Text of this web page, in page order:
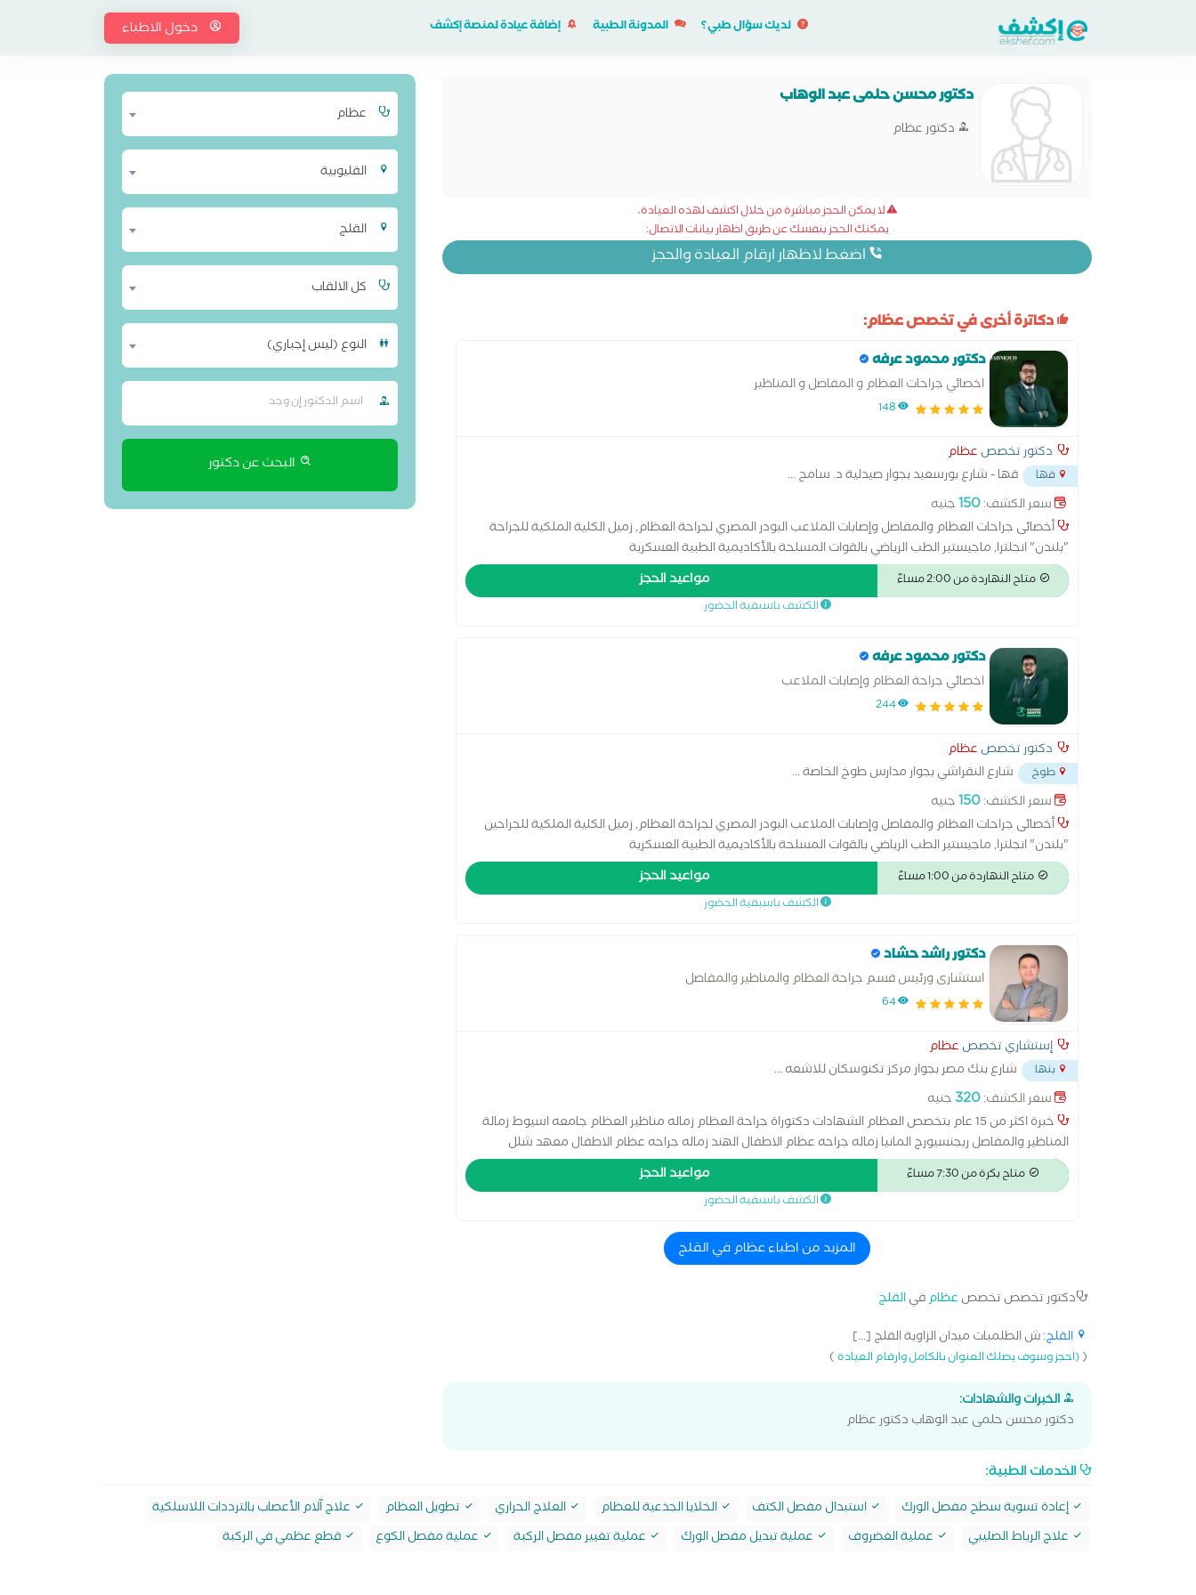
لديك سؤال طبي؟ المدونة الطبية إضافة عيادة لمنصة إكشف دخول الاطباء
دكتور محسن حلمى عبد الوهاب
دكتور عظام
لا يمكن الحجز مباشرة من خلال اكشف لهذه العيادة،
يمكنك الحجز بنفسك عن طريق اظهار بيانات الاتصال:
اضغط لاظهار ارقام العيادة والحجز
دكاترة أخرى في تخصص عظام:
دكتور محمود عرفه
اخصائي جراحات العظام و المفاصل و المناظير
148
دكتور تخصص عظام
قها قها - شارع بورسعيد بجوار صيدلية د. سامح...
سعر الكشف:150جنيه
أخصائى جراحات العظام والمفاصل وإصابات الملاعب البودر المصري لجراحة العظام, زميل الكلية الملكية للجراحة
"بلندن" انجلترا, ماجيستير الطب الرياضي بالقوات المسلحة بالأكاديمية الطبية العسكرية
متاح النهاردة من 2:00 مساءً مواعيد الحجز
الكشف باسبقية الحضور
دكتور محمود عرفه
اخصائي جراحة العظام وإصابات الملاعب
244
دكتور تخصص عظام
طوخ شارع النقراشي بجوار مدارس طوخ الخاصة...
سعر الكشف:150جنيه
أخصائى جراحات العظام والمفاصل وإصابات الملاعب البودر المصري لجراحة العظام, زميل الكلية الملكية للجراحين
"بلندن" انجلترا, ماجيستير الطب الرياضي بالقوات المسلحة بالأكاديمية الطبية العسكرية
متاح النهاردة من 1:00 مساءً مواعيد الحجز
الكشف باسبقية الحضور
دكتور راشد حشاد
استشارى ورئيس قسم جراحة العظام والمناظير والمفاصل
64
إستشاري تخصص عظام
بنها شارع بنك مصر بجوار مركز تكنوسكان للاشعه...
سعر الكشف:320 جنيه
خبرة اكثر من 15 عام بتخصص العظام الشهادات دكتوراة جراحة العظام زماله مناظير العظام جامعه اسيوط زمالة
المناظير والمفاصل ريجنسيورج المانيا زماله جراحه عظام الاطفال الهند زماله جراحه عظام الاطفال معهد شلل
الاطفال
متاح بكرة من 7:30 مساءً مواعيد الحجز
الكشف باسبقية الحضور
المزيد من اطباء عظام في القلج
دكتور تخصص تخصص عظامفيالقلج
القلج: ش الطلمبات ميدان الزاوية القلج [...]
((احجز وسوف يصلك العنوان بالكامل وارقام العيادة)
الخبرات والشهادات:
دكتور محسن حلمى عبد الوهاب دكتور عظام
عظام
القليوبية
القلج
كل الالقاب
النوع (ليس إجباري)
البحث عن دكتور
الخدمات الطبية:
إعادة تسوية سطح مفصل الورك استبدال مفصل الكتف الخلايا الجذعية للعظام العلاج الحراري تطويل العظام
علاج آلام الأعصاب بالترددات اللاسلكية
علاج الرباط الصليبي
عملية الغضروف عملية تبديل مفصل الورك عملية تغيير مفصل الركبة عملية مفصل الكوع قطع عظمي في الركبة